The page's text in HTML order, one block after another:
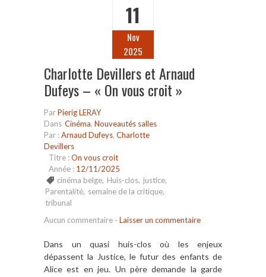
11
Nov
2025
Charlotte Devillers et Arnaud
Dufeys – « On vous croit »
ParPierig LERAY
Dans Cinéma, Nouveautés salles
Par :Arnaud Dufeys, Charlotte
Devillers
Titre :On vous croit
Année : 12/11/2025
cinéma belge, Huis-clos, justice,
Parentalité, semaine de la critique,
tribunal
Aucun commentaire - Laisser un commentaire
Dans un quasi huis-clos où les enjeux
dépassent la Justice, le futur des enfants de
Alice est en jeu. Un père demande la garde